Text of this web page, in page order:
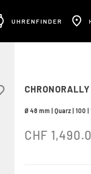
UHRENFINDER
Ø 48 mm | Quarz | 100 |
CHF